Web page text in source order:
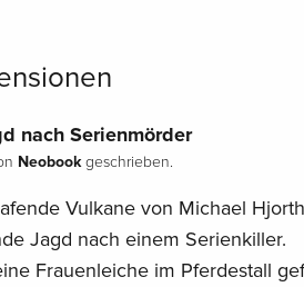
nach Serienmörder
Neobookgeschrieben.
Vulkane von Michael
Jagd nach einem Serienkiller.
Frauenleiche im Pferdestall